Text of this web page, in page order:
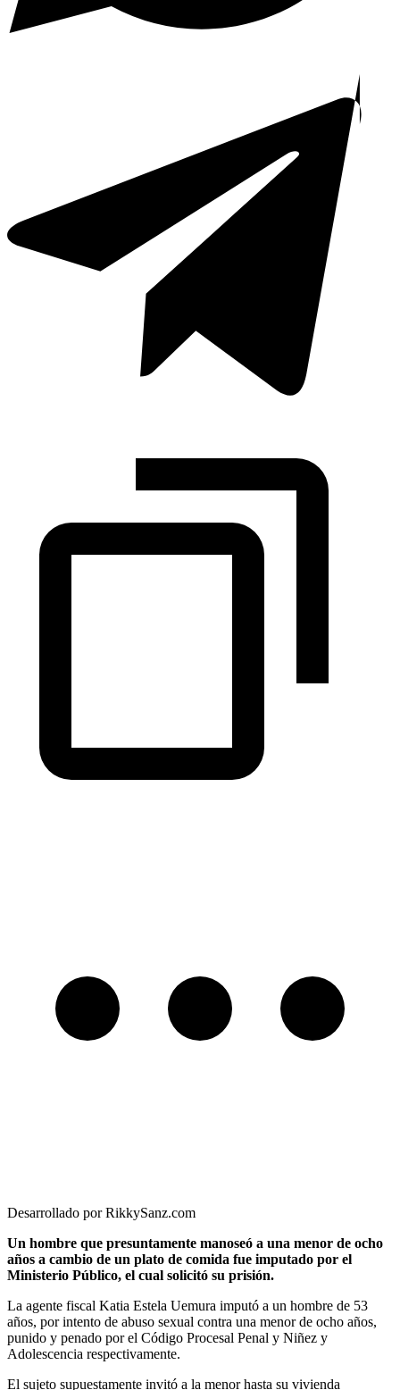
Desarrollado por RikkySanz.com
Un hombre que presuntamente manoseó a una menor de ocho
años a cambio de un plato de comida fue imputado por el
Ministerio Público, el cual solicitó su prisión.
La agente fiscal Katia Estela Uemura imputó a un hombre de 53
años, por intento de abuso sexual contra una menor de ocho años,
punido y penado por el Código Procesal Penal y Niñez y
Adolescencia respectivamente.
El sujeto supuestamente invitó a la menor hasta su vivienda